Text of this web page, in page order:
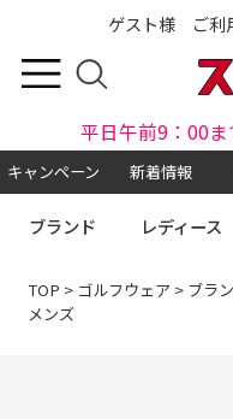
ゲスト様 ご利
平日午前9：00
キャンペーン 新着情報
ブランド レディース
TOP > ゴルフウェア > ブラ
メンズ